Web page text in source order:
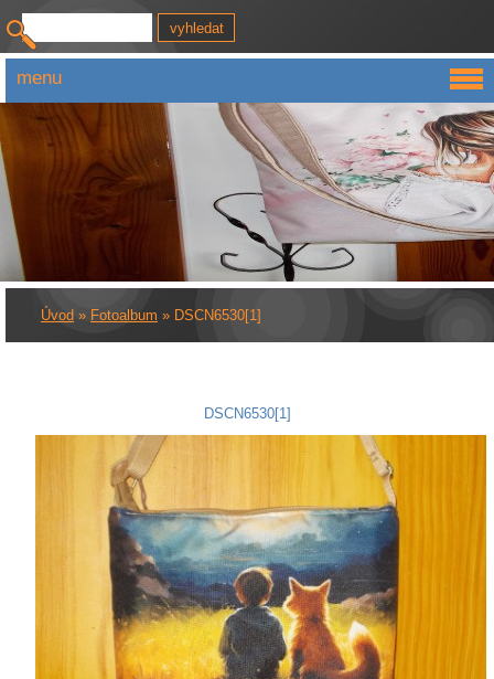
Úvod » Fotoalbum » DSCN6530[1]
DSCN6530[1]
menu